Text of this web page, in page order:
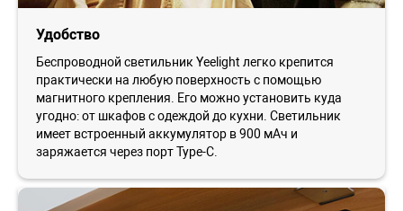
Удобство
Беспроводной светильник Yeelight легко крепится
практически на любую поверхность с помощью
магнитного крепления. Его можно установить куда
угодно: от шкафов с одеждой до кухни. Светильник
имеет встроенный аккумулятор в 900 мАч и
заряжается через порт Type-С.